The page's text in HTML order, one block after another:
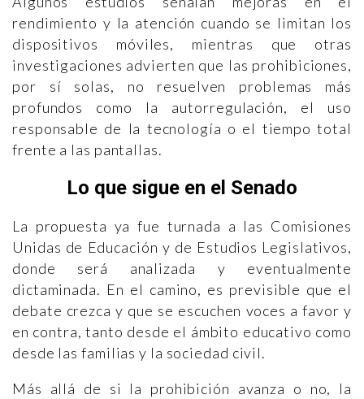
rendimiento y la atención cuando se limitan los
dispositivos móviles, mientras que otras
investigaciones advierten que las prohibiciones,
por sí solas, no resuelven problemas más
profundos como la autorregulación, el uso
responsable de la tecnología o el tiempo total
frente a las pantallas.
Lo que sigue en el Senado
La propuesta ya fue turnada a las Comisiones
Unidas de Educación y de Estudios Legislativos,
donde será analizada y eventualmente
dictaminada. En el camino, es previsible que el
debate crezca y que se escuchen voces a favor y
en contra, tanto desde el ámbito educativo como
desde las familias y la sociedad civil.
Más allá de si la prohibición avanza o no, la